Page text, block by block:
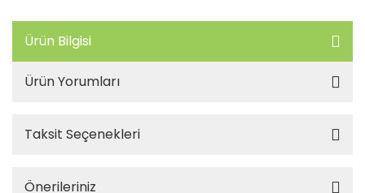
Ürün Bilgisi
Ürün Yorumları
Taksit Seçenekleri
Önerileriniz